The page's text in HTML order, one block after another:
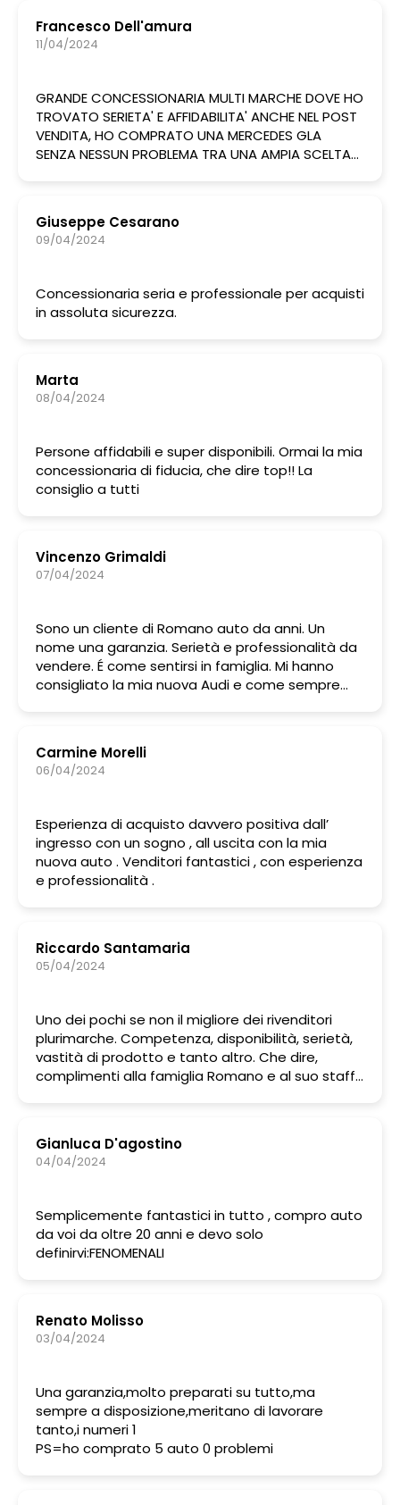
Francesco Dell'amura
11/04/2024
GRANDE CONCESSIONARIA MULTI MARCHE DOVE HO
TROVATO SERIETA' E AFFIDABILITA' ANCHE NEL POST
VENDITA, HO COMPRATO UNA MERCEDES GLA
SENZA NESSUN PROBLEMA TRA UNA AMPIA SCELTA
Giuseppe Cesarano
09/04/2024
Concessionaria seria e professionale per acquisti
in assoluta sicurezza.
Marta
08/04/2024
Persone affidabili e super disponibili. Ormai la mia
concessionaria di fiducia, che dire top!! La
consiglio a tutti
Vincenzo Grimaldi
07/04/2024
Sono un cliente di Romano auto da anni. Un
nome una garanzia. Serietà e professionalità da
vendere. É come sentirsi in famiglia. Mi hanno
consigliato la mia nuova Audi e come sempre
Carmine Morelli
06/04/2024
Esperienza di acquisto davvero positiva dall’
ingresso con un sogno , all uscita con la mia
nuova auto . Venditori fantastici , con esperienza
e professionalità .
Riccardo Santamaria
05/04/2024
Uno dei pochi se non il migliore dei rivenditori
plurimarche. Competenza, disponibilità, serietà,
vastità di prodotto e tanto altro. Che dire,
complimenti alla famiglia Romano e al suo staff
Gianluca D'agostino
04/04/2024
Semplicemente fantastici in tutto , compro auto
da voi da oltre 20 anni e devo solo
definirvi:FENOMENALI
Renato Molisso
03/04/2024
Una garanzia,molto preparati su tutto,ma
sempre a disposizione,meritano di lavorare
tanto,i numeri 1
PS=ho comprato 5 auto 0 problemi